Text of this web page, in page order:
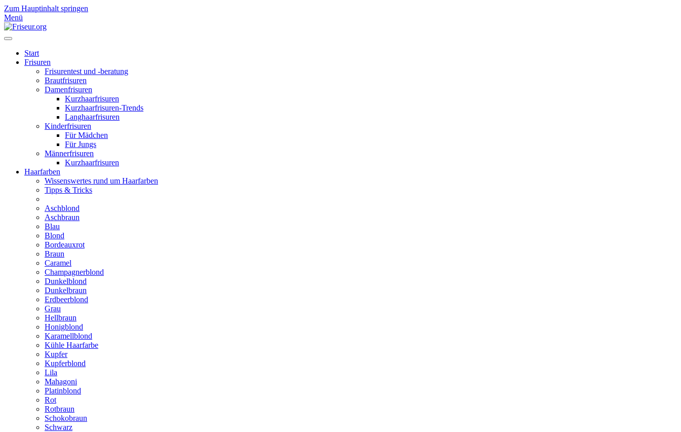
Zum Hauptinhalt springen
Menü
Start
Frisuren
Frisurentest und -beratung
Brautfrisuren
Damenfrisuren
Kurzhaarfrisuren
Kurzhaarfrisuren-Trends
Langhaarfrisuren
Kinderfrisuren
Für Mädchen
Für Jungs
Männerfrisuren
Kurzhaarfrisuren
Haarfarben
Wissenswertes rund um Haarfarben
Tipps & Tricks
Aschblond
Aschbraun
Blau
Blond
Bordeauxrot
Braun
Caramel
Champagnerblond
Dunkelblond
Dunkelbraun
Erdbeerblond
Grau
Hellbraun
Honigblond
Karamellblond
Kühle Haarfarbe
Kupfer
Kupferblond
Lila
Mahagoni
Platinblond
Rot
Rotbraun
Schokobraun
Schwarz